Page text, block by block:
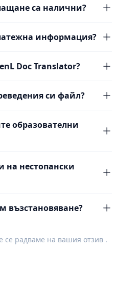
са налични?
информация?
Doc Translator?
си файл?
образователни
на нестопански
възстановяване?
се радваме на вашия отзив .